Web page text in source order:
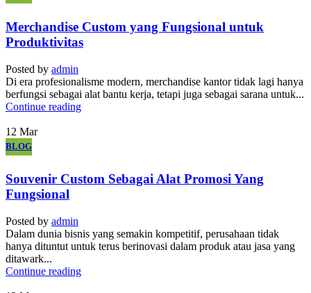
Merchandise Custom yang Fungsional untuk
Produktivitas
Posted by admin
Di era profesionalisme modern, merchandise kantor tidak lagi hanya
berfungsi sebagai alat bantu kerja, tetapi juga sebagai sarana untuk...
Continue reading
12 Mar
BLOG
Souvenir Custom Sebagai Alat Promosi Yang
Fungsional
Posted by admin
Dalam dunia bisnis yang semakin kompetitif, perusahaan tidak
hanya dituntut untuk terus berinovasi dalam produk atau jasa yang
ditawark...
Continue reading